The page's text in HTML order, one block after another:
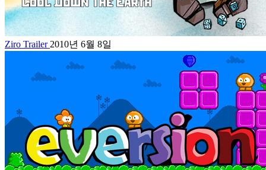
Ziro Trailer 2010년 6월 8일